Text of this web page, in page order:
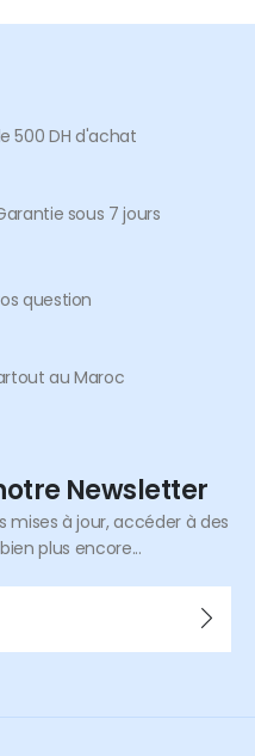
500 DH d'achat
sous 7 jours
question
au Maroc
Newsletter
mises à jour, accéder à des
plus encore...